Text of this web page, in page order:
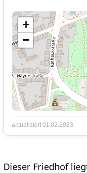
+
−
aktualisiert 01.02.2023
Dieser Friedhof